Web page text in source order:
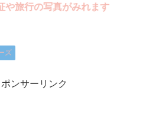
の写真がみれます
ズ
ポンサーリンク